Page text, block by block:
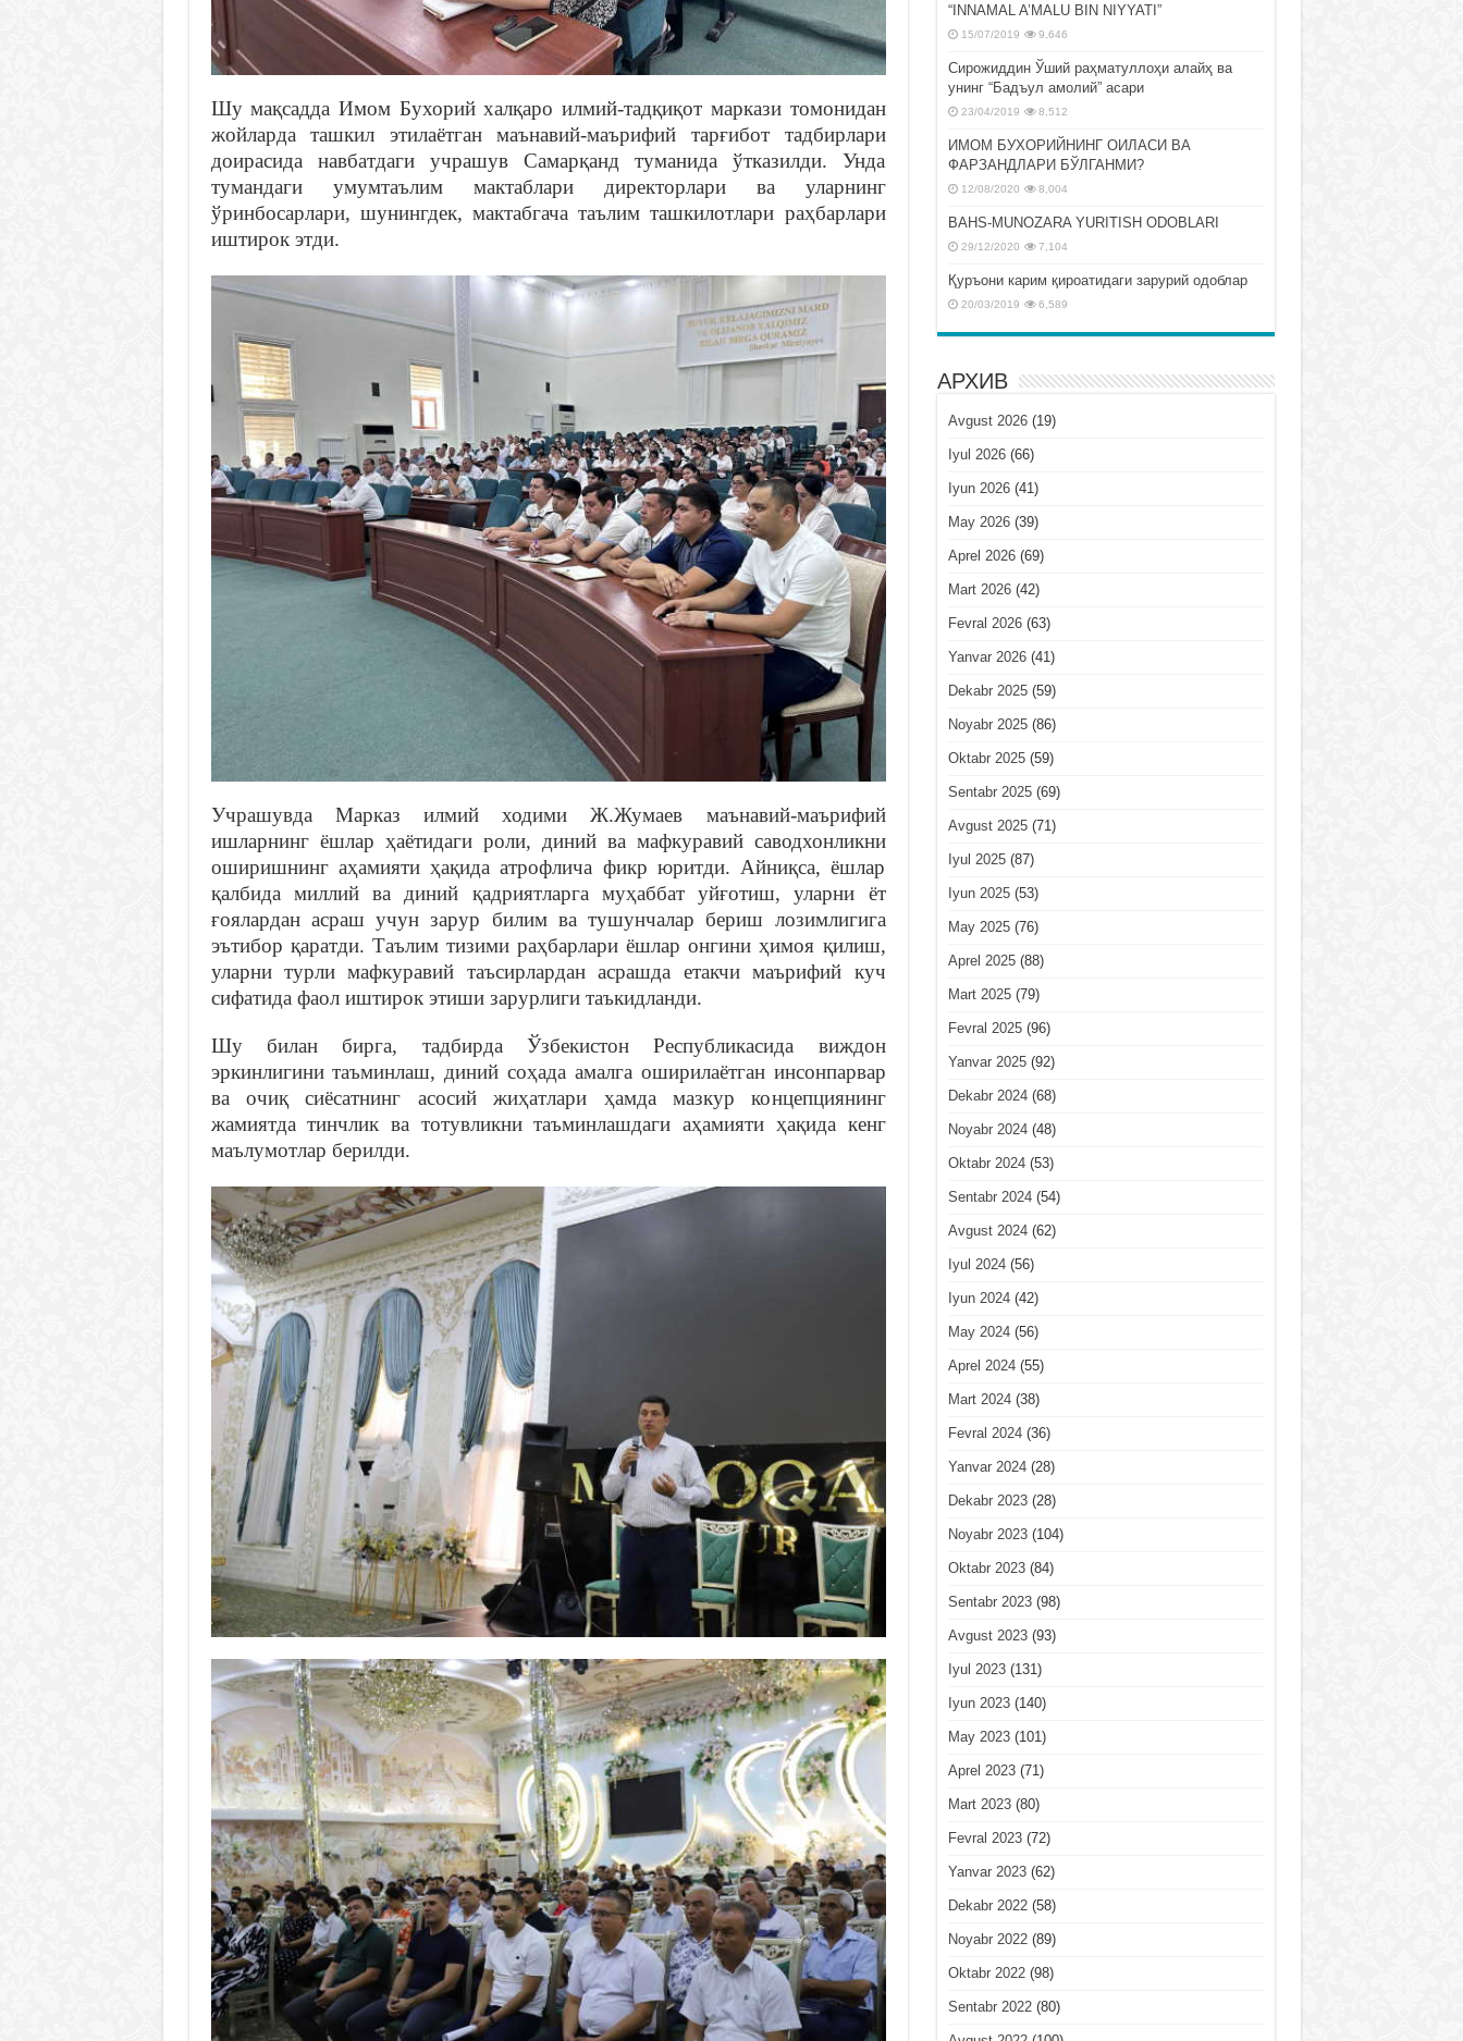
Шу мақсадда Имом Бухорий халқаро илмий-тадқиқот маркази томонидан
жойларда ташкил этилаётган маънавий-маърифий тарғибот тадбирлари
доирасида навбатдаги учрашув Самарқанд туманида ўтказилди. Унда
тумандаги умумтаълим мактаблари директорлари ва уларнинг
ўринбосарлари, шунингдек, мактабгача таълим ташкилотлари раҳбарлари
иштирок этди.
Учрашувда Марказ илмий ходими Ж.Жумаев маънавий-маърифий
ишларнинг ёшлар ҳаётидаги роли, диний ва мафкуравий саводхонликни
оширишнинг аҳамияти ҳақида атрофлича фикр юритди. Айниқса, ёшлар
қалбида миллий ва диний қадриятларга муҳаббат уйғотиш, уларни ёт
ғоялардан асраш учун зарур билим ва тушунчалар бериш лозимлигига
эътибор қаратди. Таълим тизими раҳбарлари ёшлар онгини ҳимоя қилиш,
уларни турли мафкуравий таъсирлардан асрашда етакчи маърифий куч
сифатида фаол иштирок этиши зарурлиги таъкидланди.
Шу билан бирга, тадбирда Ўзбекистон Республикасида виждон
эркинлигини таъминлаш, диний соҳада амалга оширилаётган инсонпарвар
ва очиқ сиёсатнинг асосий жиҳатлари ҳамда мазкур концепциянинг
жамиятда тинчлик ва тотувликни таъминлашдаги аҳамияти ҳақида кенг
маълумотлар берилди.
“INNAMAL A’MALU BIN NIYYATI”
15/07/2019 9,646
Сирожиддин Ўший раҳматуллоҳи алайҳ ва
унинг “Бадъул амолий” асари
23/04/2019 8,512
ИМОМ БУХОРИЙНИНГ ОИЛАСИ ВА
ФАРЗАНДЛАРИ БЎЛГАНМИ?
12/08/2020 8,004
BAHS-MUNOZARA YURITISH ODOBLARI
29/12/2020 7,104
Қуръони карим қироатидаги зарурий одоблар
20/03/2019 6,589
АРХИВ
Avgust 2026(19)
Iyul 2026(66)
Iyun 2026(41)
May 2026(39)
Aprel 2026(69)
Mart 2026(42)
Fevral 2026(63)
Yanvar 2026(41)
Dekabr 2025(59)
Noyabr 2025(86)
Oktabr 2025(59)
Sentabr 2025(69)
Avgust 2025(71)
Iyul 2025(87)
Iyun 2025(53)
May 2025(76)
Aprel 2025(88)
Mart 2025(79)
Fevral 2025(96)
Yanvar 2025(92)
Dekabr 2024(68)
Noyabr 2024(48)
Oktabr 2024(53)
Sentabr 2024(54)
Avgust 2024(62)
Iyul 2024(56)
Iyun 2024(42)
May 2024(56)
Aprel 2024(55)
Mart 2024(38)
Fevral 2024(36)
Yanvar 2024(28)
Dekabr 2023(28)
Noyabr 2023(104)
Oktabr 2023(84)
Sentabr 2023(98)
Avgust 2023(93)
Iyul 2023(131)
Iyun 2023(140)
May 2023(101)
Aprel 2023(71)
Mart 2023(80)
Fevral 2023(72)
Yanvar 2023(62)
Dekabr 2022(58)
Noyabr 2022(89)
Oktabr 2022(98)
Sentabr 2022(80)